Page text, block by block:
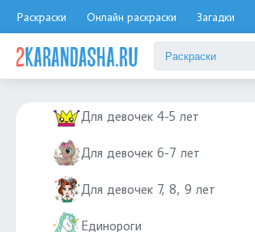
Раскраски Онлайн раскраски Загадки
Для девочек 12 лет
Для девочек 4-5 лет
Для девочек 6-7 лет
Для девочек 7, 8, 9 лет
Единороги